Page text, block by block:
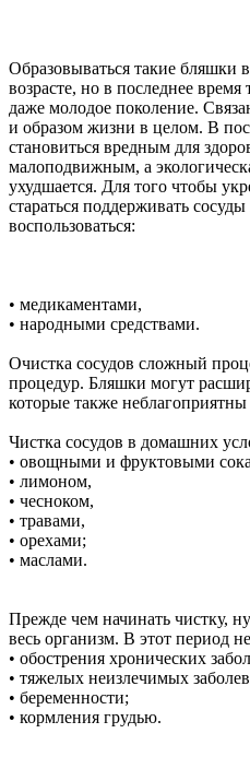
Образовываться такие бляшки
возрасте, но в последнее
даже молодое поколение.
и образом жизни в целом. В
становиться вредным для
малоподвижным, а
ухудшается. Для того чтобы
стараться поддерживать
воспользоваться:
• медикаментами,
• народными средствами.
Очистка сосудов сложный
процедур. Бляшки могут
которые также неблагоприятны
Чистка сосудов в домашних
• овощными и фруктовыми
• лимоном,
• чесноком,
• травами,
• орехами;
• маслами.
Прежде чем начинать чистку,
весь организм. В этот период
• обострения хронических
• тяжелых неизлечимых
• беременности;
• кормления грудью.